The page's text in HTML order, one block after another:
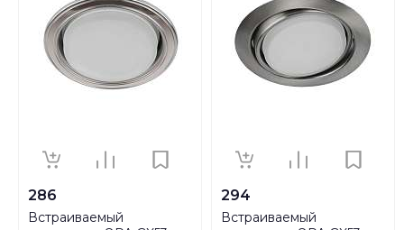
286
Встраиваемый
294
Встраиваемый